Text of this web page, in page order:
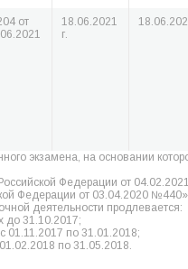
от
18.06.2021
г.
экзамена, на основании
Федерации от
Федерации от 03.04.2020
деятельности продлевается:
до 31.10.2017;
01.11.2017 по 31.01.2018;
по 31.05.2018.